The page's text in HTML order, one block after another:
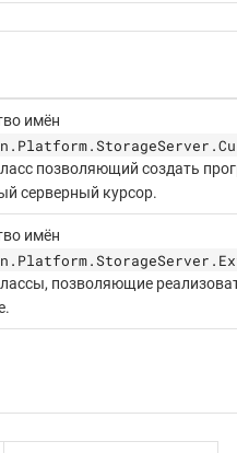
имён
позволяющий создать
серверный курсор.
имён
позволяющие